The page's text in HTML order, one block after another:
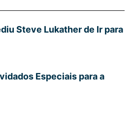
Steve Lukather de Ir para
Especiais para a